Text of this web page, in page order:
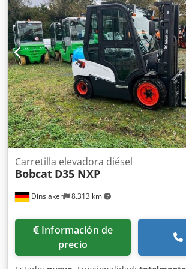
de chasis: 0000 Centro de gravedad de la
ISO: ISO clase 4 = 5.000 - 10.000 kg Tipo
Dodjy Up Ndepfx Ahqsck Estado: Nueva
Nuevo Neumáticos delanteros Tipo:
Neumáticos delanteros Estado: Nuevo
traseros Tipo: Superelastic Neumáticos
Nuevo Cambio lateral, 3ª válvula, 4ª
completa, LED, radio
Dinslaken 8.313 km
Carretilla elevadora diésel
Bobcat D35 NXP
Información de
precio